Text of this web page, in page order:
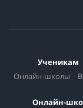
Ученикам
Онлайн-школы
Онлайн-